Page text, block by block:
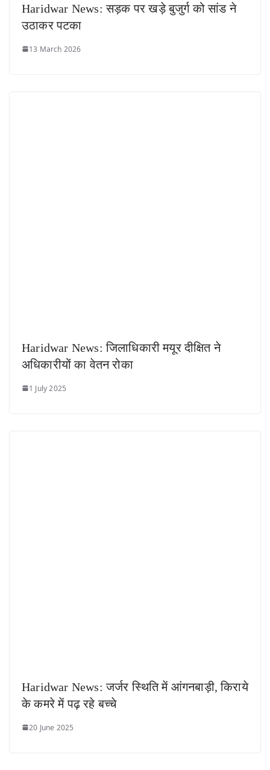
Haridwar News: सड़क पर खड़े बुजुर्ग को सांड ने
उठाकर पटका
13 March 2026
Haridwar News: जिलाधिकारी मयूर दीक्षित ने
अधिकारीयों का वेतन रोका
1 July 2025
Haridwar News: जर्जर स्थिति में आंगनबाड़ी, किराये
के कमरे में पढ़ रहे बच्चे
20 June 2025